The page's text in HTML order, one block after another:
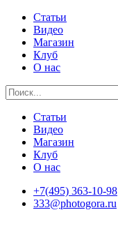
Статьи
Видео
Магазин
Клуб
О нас
Статьи
Видео
Магазин
Клуб
О нас
+7(495) 363-10-98
333@photogora.ru